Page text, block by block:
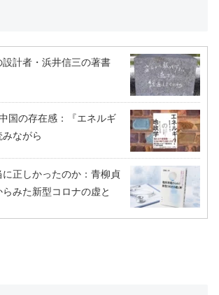
計者・浜井信三の著書
国の存在感：『エネルギ
ながら
に正しかったのか：青柳貞
みた新型コロナの虚と